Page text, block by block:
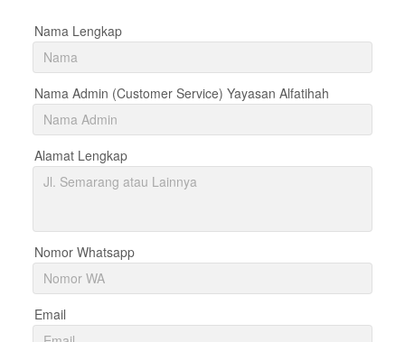
Nama Lengkap
Nama Admin (Customer Service) Yayasan Alfatihah
Alamat Lengkap
Nomor Whatsapp
Email